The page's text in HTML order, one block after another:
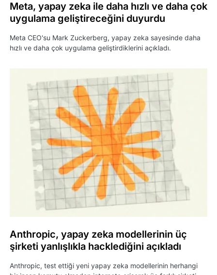
Meta, yapay zeka ile daha hızlı ve daha çok
uygulama geliştireceğini duyurdu
Meta CEO'su Mark Zuckerberg, yapay zeka sayesinde daha
hızlı ve daha çok uygulama geliştirdiklerini açıkladı.
Anthropic, yapay zeka modellerinin üç
şirketi yanlışlıkla hacklediğini açıkladı
Anthropic, test ettiği yeni yapay zeka modellerinin herhangi